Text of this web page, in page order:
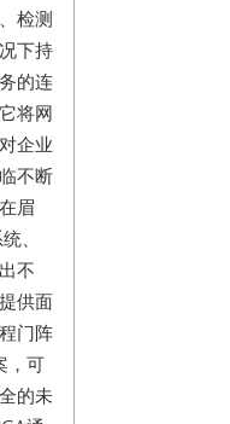
检测
下持
的连
将网
企业
不断
眉
、
不
供面
门阵
，可
的未